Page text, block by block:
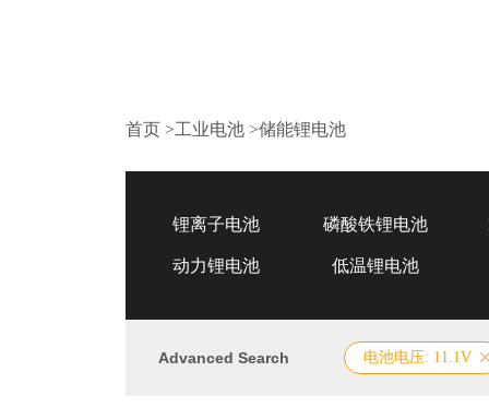
首页 >工业电池 >储能锂电池
锂离子电池 磷酸铁锂电池
动力锂电池 低温锂电池
Advanced Search 电池电压: 11.1V